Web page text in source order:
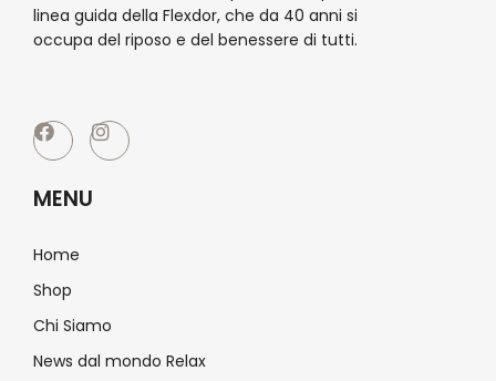
linea guida della Flexdor, che da 40 anni si
occupa del riposo e del benessere di tutti.
MENU
Home
Shop
Chi Siamo
News dal mondo Relax